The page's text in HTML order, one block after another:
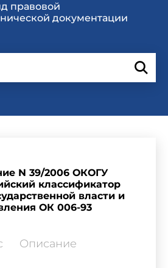
правовой
документации
N 39/2006 ОКОГУ
классификатор
власти и
ОК 006-93
Описание